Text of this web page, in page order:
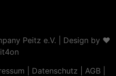
Peitz e.V. | Design by ❤
Datenschutz AGB|